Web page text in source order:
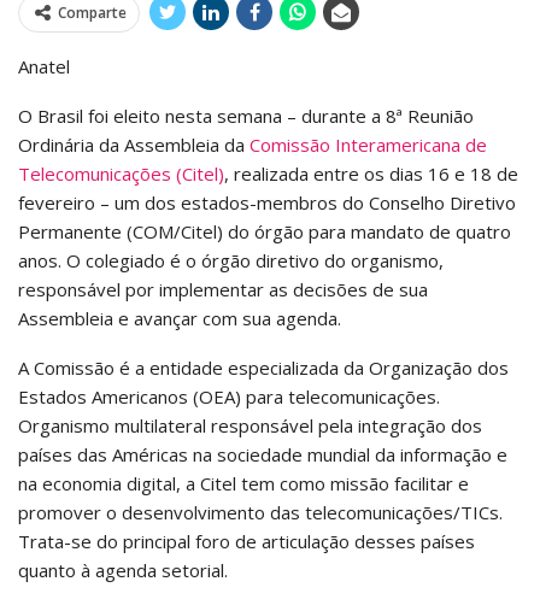
Comparte
Anatel
O Brasil foi eleito nesta semana – durante a 8ª Reunião
Ordinária da Assembleia da Comissão Interamericana de
Telecomunicações (Citel), realizada entre os dias 16 e 18 de
fevereiro – um dos estados-membros do Conselho Diretivo
Permanente (COM/Citel) do órgão para mandato de quatro
anos. O colegiado é o órgão diretivo do organismo,
responsável por implementar as decisões de sua
Assembleia e avançar com sua agenda.
A Comissão é a entidade especializada da Organização dos
Estados Americanos (OEA) para telecomunicações.
Organismo multilateral responsável pela integração dos
países das Américas na sociedade mundial da informação e
na economia digital, a Citel tem como missão facilitar e
promover o desenvolvimento das telecomunicações/TICs.
Trata-se do principal foro de articulação desses países
quanto à agenda setorial.